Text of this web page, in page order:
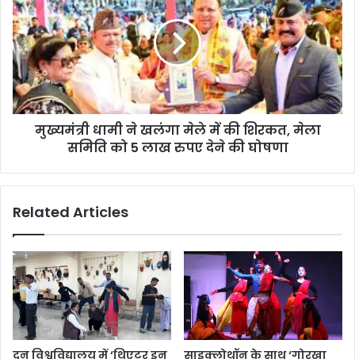
मुख्यमंत्री धामी ने खलंगा मेले में की शिरकत, मेला
समिति को 5 लाख रुपए देने की घोषणा
Related Articles
दून विश्वविद्यालय में ‘थिएटर इन
साइक्लोथॉन के साथ ‘गोरखा